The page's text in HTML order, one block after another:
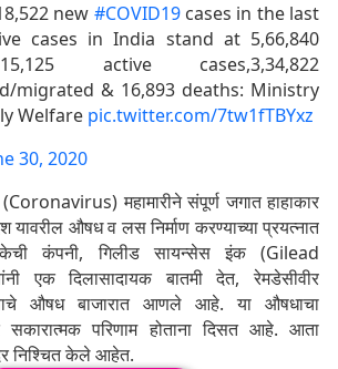
new #COVID19cases in the last
cases in India stand at 5,66,840
active cases,3,34,822
migrated & 16,893 deaths: Ministry
Welfare pic.twitter.com/7tw1fTBYxz
30, 2020
(Coronavirus) महामारीने संपूर्ण जगात हाहाकार
औषध व लस निर्माण करण्याच्या प्रयत्नात
कंपनी, गिलीड सायन्सेस इंक (Gilead
एक दिलासादायक बातमी देत, रेमडेसीवीर
औषध बाजारात आणले आहे. या औषधाचा
सकारात्मक परिणाम होताना दिसत आहे. आता
निश्चित केले आहेत.